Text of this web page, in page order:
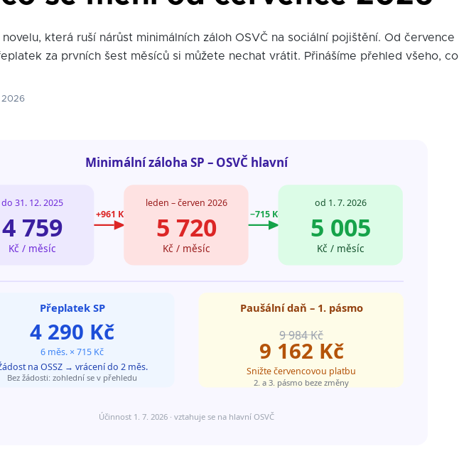
která ruší nárůst minimálních záloh OSVČ na sociální pojištění. Od července
za prvních šest měsíců si můžete nechat vrátit. Přinášíme přehled všeho, co
2026